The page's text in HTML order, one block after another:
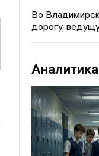
Во
дорогу,
Аналитика